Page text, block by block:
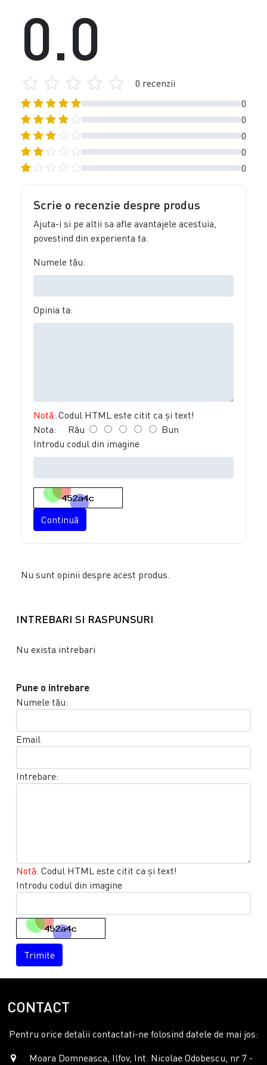
0
0
0
0
0
0.0
0 recenzii
Scrie o recenzie despre produs
Ajuta-i si pe altii sa afle avantajele acestuia,
povestind din experienta ta.
Numele tău:
Opinia ta:
Notă: Codul HTML este citit ca şi text!
Nota: Rău
Bun
Introdu codul din imagine
Continuă
Nu sunt opinii despre acest produs.
INTREBARI SI RASPUNSURI
Nu exista intrebari
Pune o intrebare
Numele tău:
Email
Intrebare:
Notă: Codul HTML este citit ca şi text!
Introdu codul din imagine
Trimite
CONTACT
Pentru orice detalii contactati-ne folosind datele de mai jos:
Moara Domneasca, Ilfov, Int. Nicolae Odobescu, nr 7 -